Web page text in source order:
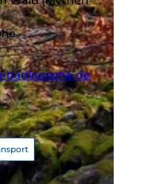
badlaasphe.de